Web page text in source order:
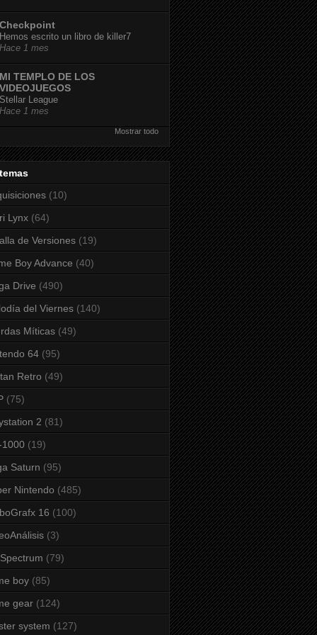
Checkpoint
Hemos escrito un libro de killer7
Hace 1 mes
MI TEMPLO DE LOS
VIDEOJUEGOS
Stellar League
Hace 1 mes
Mostrar todo
(10)
Lynx (64)
de Versiones (19)
Boy Advance (40)
Drive (490)
del Viernes (140)
Míticas (49)
64 (95)
Retro (49)
(75)
2 (81)
1000 (19)
Saturn (95)
Nintendo (485)
16 (100)
(3)
(79)
boy (85)
gear (124)
system (127)